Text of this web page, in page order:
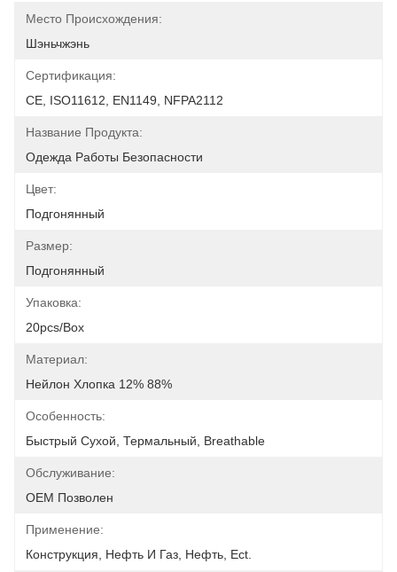
Место Происхождения:
Шэньчжэнь
Сертификация:
CE, ISO11612, EN1149, NFPA2112
Название Продукта:
Одежда Работы Безопасности
Цвет:
Подгонянный
Размер:
Подгонянный
Упаковка:
20pcs/box
Материал:
Нейлон Хлопка 12% 88%
Особенность:
Быстрый Сухой, Термальный, Breathable
Обслуживание:
OEM Позволен
Применение:
Конструкция, Нефть И Газ, Нефть, Ect.